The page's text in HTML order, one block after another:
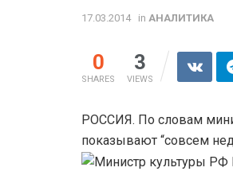
17.03.2014 in АНАЛИТИКА
0
SHARES
3
VIEWS
РОССИЯ. По словам
показывают “совсем